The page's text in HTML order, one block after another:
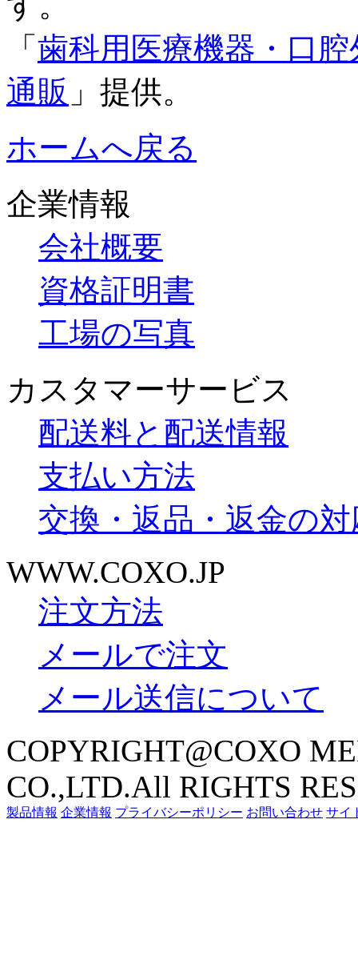
「 歯科用医療機器・口
通販 」提供。
ホームへ戻る
企業情報
会社概要
資格証明書
工場の写真
カスタマーサービス
配送料と配送情報
支払い方法
交換・返品・返金の対
WWW.COXO.JP
注文方法
メールで注文
メール送信について
COPYRIGHT@COXO
CO.,LTD.All RIGHTS
製品情報 企業情報 プライバシーポリシー お問い合わせ サイ